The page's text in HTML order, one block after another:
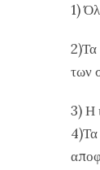
1)
2)Τα
των
3) Η
4)Τα